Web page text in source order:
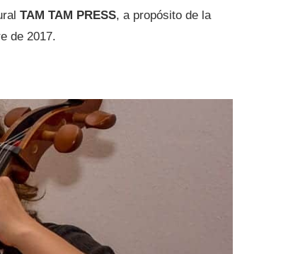
TAM TAM PRESS, a propósito de la
de 2017.